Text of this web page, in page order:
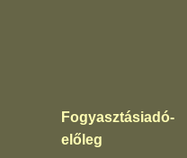
Fogyasztásiadó-
előleg